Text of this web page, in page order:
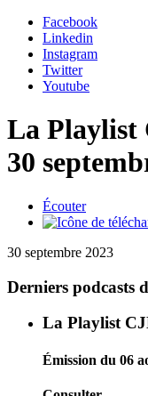
Facebook
Linkedin
Instagram
Twitter
Youtube
La Playlist
30
Écouter
30 septembre 2023
Derniers podcasts
La Playlist
Émission du 06